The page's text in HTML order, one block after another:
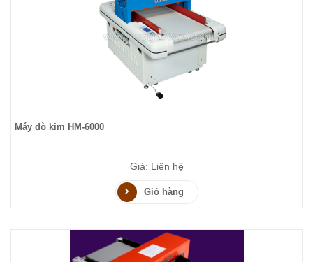
Máy dò kim HM-6000
Giá: Liên hệ
Giỏ hàng